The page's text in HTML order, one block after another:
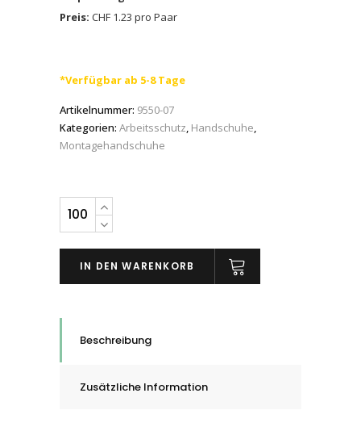
Preis: CHF 1.23 pro Paar
*Verfügbar ab 5-8 Tage
Artikelnummer: 9550-07
Kategorien: Arbeitsschutz, Handschuhe,
Montagehandschuhe
Schutzhandschuhe
POLYTEC
IN DEN WARENKORB
Beschreibung
Zusätzliche Information